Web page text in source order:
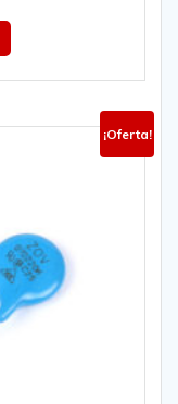
¡Oferta!